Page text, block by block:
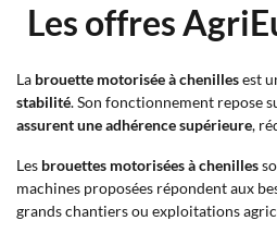
Les offres
La brouette motorisée à chenillesest
stabilité. Son fonctionnement repose
assurent une adhérence supérieure,
Les brouettes motorisées à chenilles
machines proposées répondent aux
grands chantiers ou exploitations